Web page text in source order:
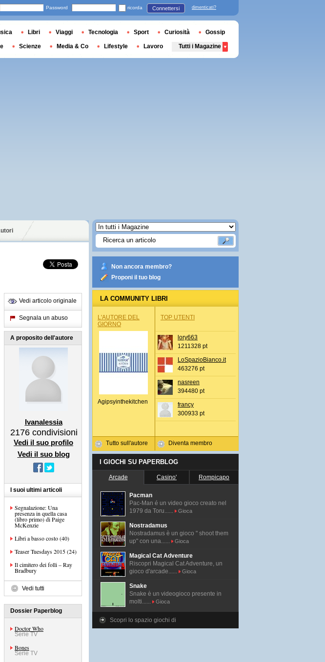
Vedi articolo originale
Segnala un abuso
A proposito dell'autore
Ivanalessia
2176 condivisioni
Vedi il suo profilo
Vedi il suo blog
I suoi ultimi articoli
Segnalazione: Una
presenza in quella casa
(libro primo) di Paige
McKenzie
Libri a basso costo (40)
Teaser Tuesdays 2015 (24)
Il cimitero dei folli – Ray
Bradbury
Vedi tutti
Dossier Paperblog
Doctor Who
Serie TV
Bones
Serie TV
Non ancora membro?
Proponi il tuo blog
LA COMMUNITY LIBRI
L'AUTORE DEL
GIORNO
Agipsyinthekitchen
Tutto sull'autore
TOP UTENTI
lory663
1211328 pt
LoSpazioBianco.it
463276 pt
nasreen
394480 pt
francy
300933 pt
Diventa membro
I GIOCHI SU PAPERBLOG
Arcade Casino' Rompicapo
Pacman
Pac-Man é un video gioco creato nel
1979 da Toru......
Gioca
Nostradamus
Nostradamus è un gioco " shoot them
up" con una......
Gioca
Magical Cat Adventure
Riscopri Magical Cat Adventure, un
gioco d'arcade......
Gioca
Snake
Snake è un videogioco presente in
molti......
Gioca
Scopri lo spazio giochi di
Password ricorda Connettersi dimenticati?
Libri Viaggi Tecnologia Sport Curiosità Gossip
Scienze Media & Co Lifestyle Lavoro Tutti i Magazine